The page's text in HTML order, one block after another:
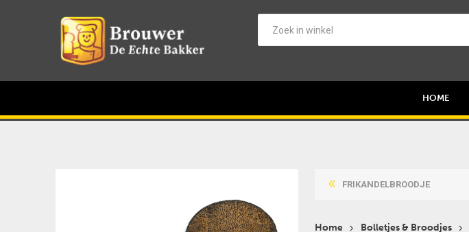
HOME
FRIKANDELBROODJE
Home Bolletjes & Broodjes